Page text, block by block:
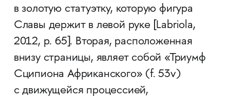
в золотую статуэтку, которую фигура
Славы держит в левой руке [Labriola,
2012, p. 65]. Вторая, расположенная
внизу страницы, являет собой «Триумф
Сципиона Африканского» (f. 53v)
с движущейся процессией,